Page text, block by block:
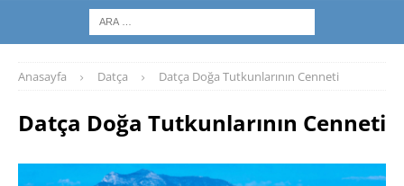
Anasayfa Datça Datça Doğa Tutkunlarının Cenneti
Datça Doğa Tutkunlarının Cenneti